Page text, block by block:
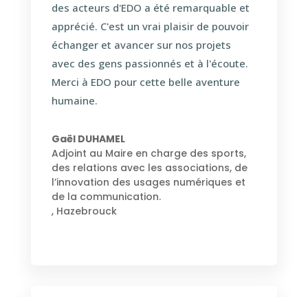
des acteurs d'EDO a été remarquable et
apprécié. C'est un vrai plaisir de pouvoir
échanger et avancer sur nos projets
avec des gens passionnés et à l'écoute.
Merci à EDO pour cette belle aventure
humaine.
Gaël DUHAMEL
Adjoint au Maire en charge des sports,
des relations avec les associations, de
l’innovation des usages numériques et
de la communication.
, Hazebrouck